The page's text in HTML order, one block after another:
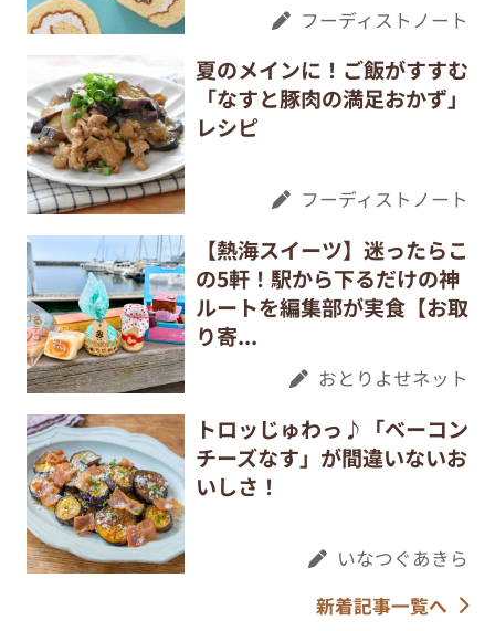
フーディストノート
夏のメインに！ご飯がすすむ
「なすと豚肉の満足おかず」
レシピ
フーディストノート
【熱海スイーツ】迷ったらこ
の5軒！駅から下るだけの神
ルートを編集部が実食【お取
り寄...
おとりよせネット
トロッじゅわっ♪「ベーコン
チーズなす」が間違いないお
いしさ！
いなつぐあきら
新着記事一覧へ